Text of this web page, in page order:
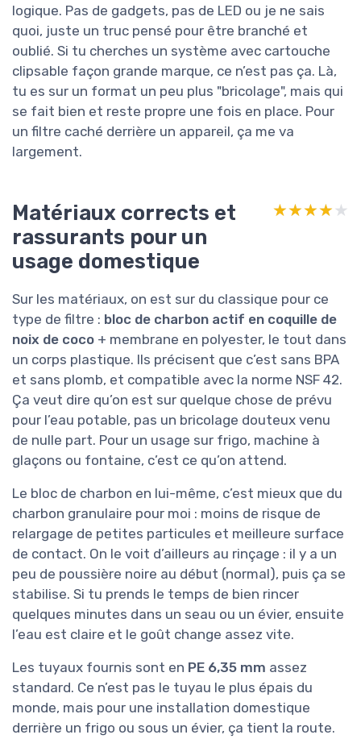
logique. Pas de gadgets, pas de LED ou je ne sais
quoi, juste un truc pensé pour être branché et
oublié. Si tu cherches un système avec cartouche
clipsable façon grande marque, ce n’est pas ça. Là,
tu es sur un format un peu plus "bricolage", mais qui
se fait bien et reste propre une fois en place. Pour
un filtre caché derrière un appareil, ça me va
largement.
Matériaux corrects et
rassurants pour un
usage domestique
★★★★★
★★★★★
Sur les matériaux, on est sur du classique pour ce
type de filtre : bloc de charbon actif en coquille de
noix de coco + membrane en polyester, le tout dans
un corps plastique. Ils précisent que c’est sans BPA
et sans plomb, et compatible avec la norme NSF 42.
Ça veut dire qu’on est sur quelque chose de prévu
pour l’eau potable, pas un bricolage douteux venu
de nulle part. Pour un usage sur frigo, machine à
glaçons ou fontaine, c’est ce qu’on attend.
Le bloc de charbon en lui-même, c’est mieux que du
charbon granulaire pour moi : moins de risque de
relargage de petites particules et meilleure surface
de contact. On le voit d’ailleurs au rinçage : il y a un
peu de poussière noire au début (normal), puis ça se
stabilise. Si tu prends le temps de bien rincer
quelques minutes dans un seau ou un évier, ensuite
l’eau est claire et le goût change assez vite.
Les tuyaux fournis sont en PE 6,35 mm assez
standard. Ce n’est pas le tuyau le plus épais du
monde, mais pour une installation domestique
derrière un frigo ou sous un évier, ça tient la route.